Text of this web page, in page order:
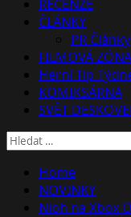
RECENZE
ČLÁNKY
PR Články
FILMOVÁ ZÓNA
Herní Tip
KOMIKSÁRNA
SVĚT
Vyhledávání
Home
NOVINKY
Nioh na Xbox